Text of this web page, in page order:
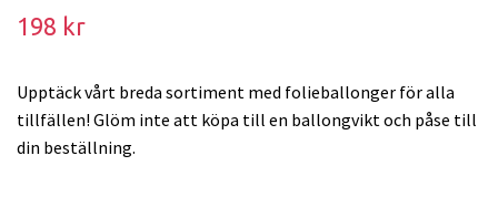
198 kr
Upptäck vårt breda sortiment med folieballonger för alla
tillfällen! Glöm inte att köpa till en ballongvikt och påse till
din beställning.